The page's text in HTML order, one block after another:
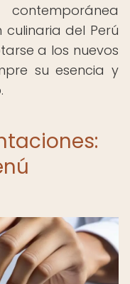
del Perú
a los nuevos
su esencia y